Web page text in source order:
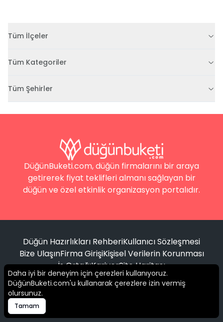
Tüm İlçeler
Tüm Kategoriler
Tüm Şehirler
Filtrele
DüğünBuketi.com, düğün firmalarını bir araya
getirerek fiyat teklifleri almanı sağlayan bir
düğün ve özel etkinlik organizasyon portalıdır.
Düğün Hazırlıkları RehberiKullanıcı Sözleşmesi
Bize UlaşınFirma GirişiKişisel Verilerin Korunması
İş OrtağıKariyerSite Haritası
© 2016 -
Daha iyi bir deneyim için çerezleri kullanıyoruz.
DüğünBuketi.com'u kullanarak çerezlere izin vermiş
olursunuz.
Tamam